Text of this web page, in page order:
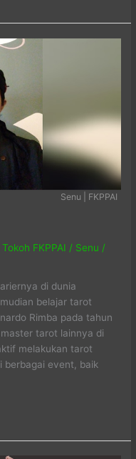
Senu | FKPPAI
Tokoh FKPPAI / Senu /
di dunia
belajar tarot
Rimba pada tahun
tarot lainnya di
melakukan tarot
berbagai event, baik